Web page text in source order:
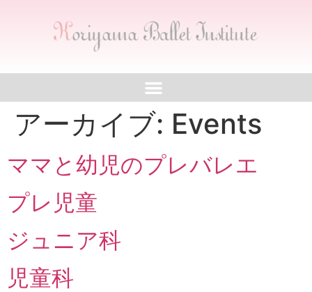
アーカイブ: Events
ママと幼児のプレバレエ
プレ児童
ジュニア科
児童科